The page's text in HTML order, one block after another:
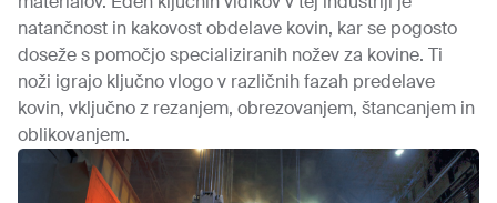
natančnost in kakovost obdelave kovin, kar se pogosto
doseže s pomočjo specializiranih nožev za kovine. Ti
noži igrajo ključno vlogo v različnih fazah predelave
kovin, vključno z rezanjem, obrezovanjem, štancanjem in
oblikovanjem.